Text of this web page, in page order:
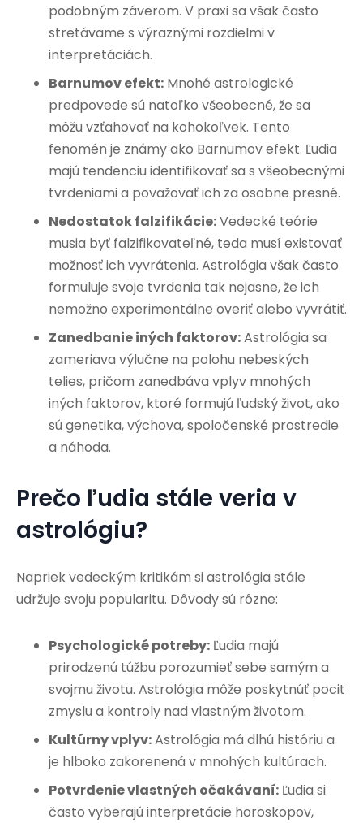
podobným záverom. V praxi sa však často
stretávame s výraznými rozdielmi v
interpretáciách.
Barnumov efekt: Mnohé astrologické
predpovede sú natoľko všeobecné, že sa
môžu vzťahovať na kohokoľvek. Tento
fenomén je známy ako Barnumov efekt. Ľudia
majú tendenciu identifikovať sa s všeobecnými
tvrdeniami a považovať ich za osobne presné.
Nedostatok falzifikácie:Vedecké teórie
musia byť falzifikovateľné, teda musí existovať
možnosť ich vyvrátenia. Astrológia však často
formuluje svoje tvrdenia tak nejasne, že ich
nemožno experimentálne overiť alebo vyvrátiť.
Zanedbanie iných faktorov:Astrológia sa
zameriava výlučne na polohu nebeských
telies, pričom zanedbáva vplyv mnohých
iných faktorov, ktoré formujú ľudský život, ako
sú genetika, výchova, spoločenské prostredie
a náhoda.
Prečo ľudia stále veria v
astrológiu?
Napriek vedeckým kritikám si astrológia stále
udržuje svoju popularitu. Dôvody sú rôzne:
Psychologické potreby: Ľudia majú
prirodzenú túžbu porozumieť sebe samým a
svojmu životu. Astrológia môže poskytnúť pocit
zmyslu a kontroly nad vlastným životom.
Kultúrny vplyv:Astrológia má dlhú históriu a
je hlboko zakorenená v mnohých kultúrach.
Potvrdenie vlastných očakávaní: Ľudia si
často vyberajú interpretácie horoskopov,